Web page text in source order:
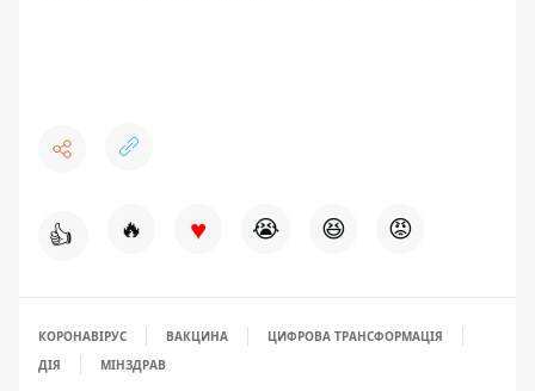
👍 🔥 ♥ 😭 😆 😡
КОРОНАВІРУС ВАКЦИНА
ЦИФРОВА ТРАНСФОРМАЦІЯ
ДІЯ
МІНЗДРАВ